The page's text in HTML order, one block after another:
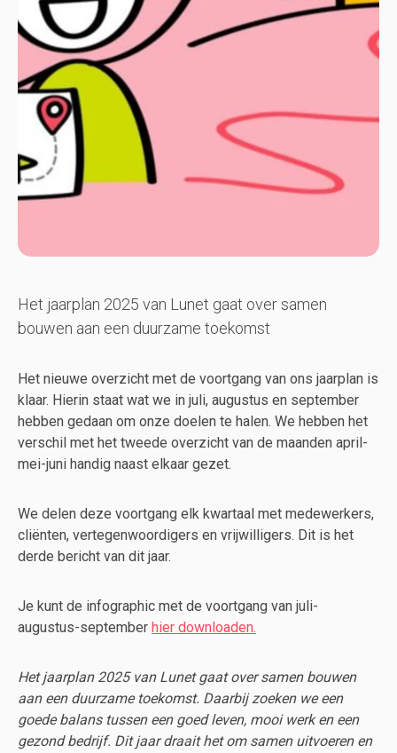
Het jaarplan 2025 van Lunet gaat over samen
bouwen aan een duurzame toekomst
Het nieuwe overzicht met de voortgang van ons jaarplan is
klaar. Hierin staat wat we in juli, augustus en september
hebben gedaan om onze doelen te halen. We hebben het
verschil met het tweede overzicht van de maanden april-
mei-juni handig naast elkaar gezet.
We delen deze voortgang elk kwartaal met medewerkers,
cliënten, vertegenwoordigers en vrijwilligers. Dit is het
derde bericht van dit jaar.
Je kunt de infographic met de voortgang van juli-
augustus-september hier downloaden.
Het jaarplan 2025 van Lunet gaat over samen bouwen
aan een duurzame toekomst. Daarbij zoeken we een
goede balans tussen een goed leven, mooi werk en een
gezond bedrijf. Dit jaar draait het om samen uitvoeren en